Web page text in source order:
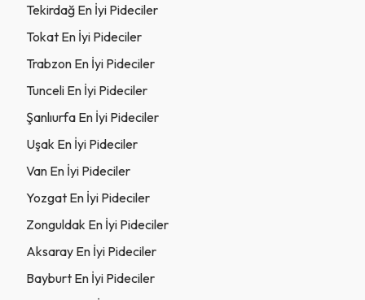
Tekirdağ En İyi Pideciler
Tokat En İyi Pideciler
Trabzon En İyi Pideciler
Tunceli En İyi Pideciler
Şanlıurfa En İyi Pideciler
Uşak En İyi Pideciler
Van En İyi Pideciler
Yozgat En İyi Pideciler
Zonguldak En İyi Pideciler
Aksaray En İyi Pideciler
Bayburt En İyi Pideciler